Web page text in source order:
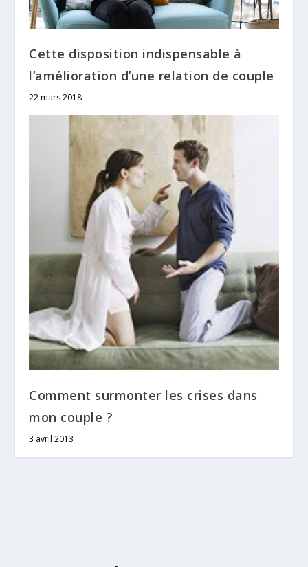
Cette disposition indispensable à
l’amélioration d’une relation de couple
22 mars 2018
Comment surmonter les crises dans
mon couple ?
3 avril 2013